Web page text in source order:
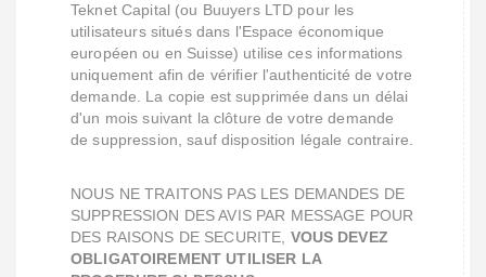
Teknet Capital (ou Buuyers LTD pour les
utilisateurs situés dans l'Espace économique
européen ou en Suisse) utilise ces informations
uniquement afin de vérifier l'authenticité de votre
demande. La copie est supprimée dans un délai
d'un mois suivant la clôture de votre demande
de suppression, sauf disposition légale contraire.
NOUS NE TRAITONS PAS LES DEMANDES DE
SUPPRESSION DES AVIS PAR MESSAGE POUR
DES RAISONS DE SECURITE, VOUS DEVEZ
OBLIGATOIREMENT UTILISER LA